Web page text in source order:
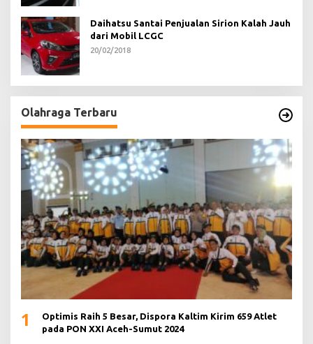
Daihatsu Santai Penjualan Sirion Kalah Jauh
dari Mobil LCGC
20/02/2018
Olahraga Terbaru
1
Optimis Raih 5 Besar, Dispora Kaltim Kirim 659 Atlet
pada PON XXI Aceh-Sumut 2024